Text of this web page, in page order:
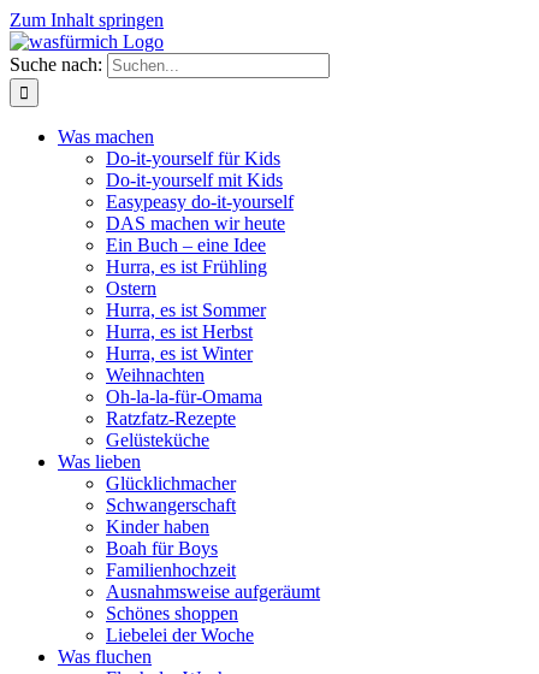
Zum Inhalt springen
Suche nach:
Was machen
Do-it-yourself für Kids
Do-it-yourself mit Kids
Easypeasy do-it-yourself
DAS machen wir heute
Ein Buch – eine Idee
Hurra, es ist Frühling
Ostern
Hurra, es ist Sommer
Hurra, es ist Herbst
Hurra, es ist Winter
Weihnachten
Oh-la-la-für-Omama
Ratzfatz-Rezepte
Gelüsteküche
Was lieben
Glücklichmacher
Schwangerschaft
Kinder haben
Boah für Boys
Familienhochzeit
Ausnahmsweise aufgeräumt
Schönes shoppen
Liebelei der Woche
Was fluchen